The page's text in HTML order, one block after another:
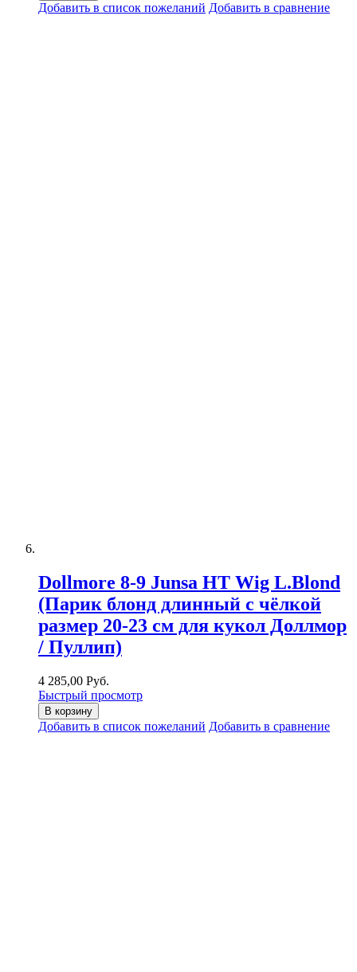
Добавить в список пожеланий Добавить в сравнение
Dollmore 8-9 Junsa HT Wig L.Blond
(Парик блонд длинный с чёлкой
размер 20-23 см для кукол Доллмор
/ Пуллип)
4 285,00 Руб.
Быстрый просмотр
В корзину
Добавить в список пожеланий Добавить в сравнение